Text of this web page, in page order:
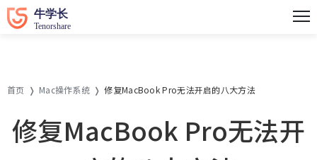
首页 Mac操作系统 修复MacBook Pro无法开启的八大方法
修复MacBook Pro无法开